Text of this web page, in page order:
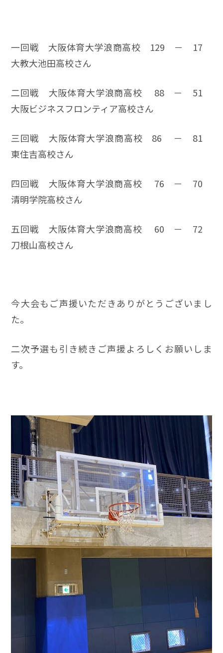
一回戦 大阪体育大学浪商高校 129 － 17
大教大池田高校さん
二回戦 大阪体育大学浪商高校 88 － 51
大阪ビジネスフロンティア高校さん
三回戦 大阪体育大学浪商高校 86 － 81
東住吉高校さん
四回戦 大阪体育大学浪商高校 76 － 70
清明学院高校さん
五回戦 大阪体育大学浪商高校 60 － 72
刀根山高校さん
今大会もご声援いただきありがとうございまし
た。
二次予選も引き続きご声援よろしくお願いしま
す。